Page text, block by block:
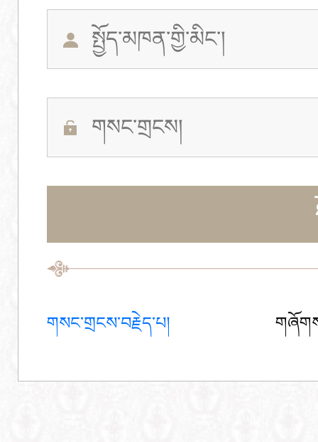
གསང་གྲངས་བརྗེད་པ།